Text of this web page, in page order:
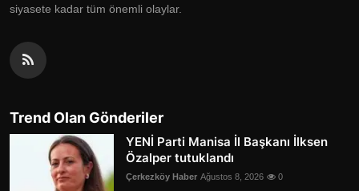
siyasete kadar tüm önemli olaylar.
Trend Olan Gönderiler
YENİ Parti Manisa İl Başkanı İlksen
Özalper tutuklandı
Çerkezköy Haber Ağustos 8, 2026 0